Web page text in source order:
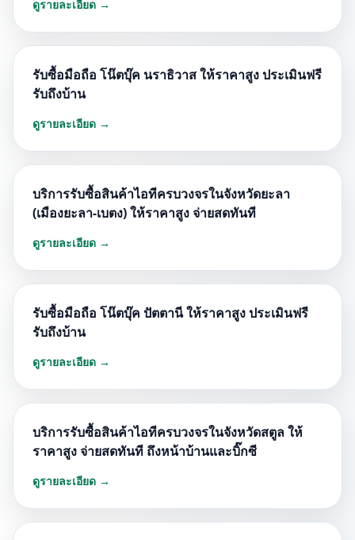
ดูรายละเอียด →
รับซื้อมือถือ โน๊ตบุ๊ค นราธิวาส ให้ราคาสูง ประเมินฟรี
รับถึงบ้าน
ดูรายละเอียด →
บริการรับซื้อสินค้าไอทีครบวงจรในจังหวัดยะลา
(เมืองยะลา-เบตง) ให้ราคาสูง จ่ายสดทันที
ดูรายละเอียด →
รับซื้อมือถือ โน๊ตบุ๊ค ปัตตานี ให้ราคาสูง ประเมินฟรี
รับถึงบ้าน
ดูรายละเอียด →
บริการรับซื้อสินค้าไอทีครบวงจรในจังหวัดสตูล ให้
ราคาสูง จ่ายสดทันที ถึงหน้าบ้านและบิ๊กซี
ดูรายละเอียด →